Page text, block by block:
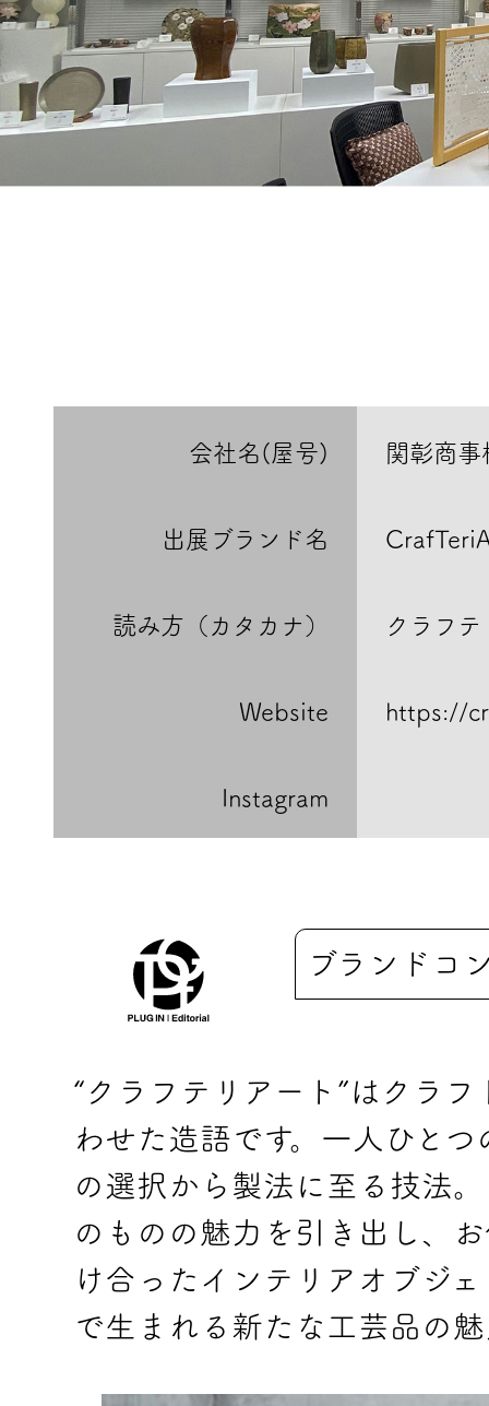
会社名(屋号) 関彰商
出展ブランド名
読み方（カタカナ） クラフ
Website https://
Instagram
ブランドコ
“クラフテリアート”はクラ
わせた造語です。一人ひと
の選択から製法に至る技法
のものの魅力を引き出し、
け合ったインテリアオブジ
で生まれる新たな工芸品の